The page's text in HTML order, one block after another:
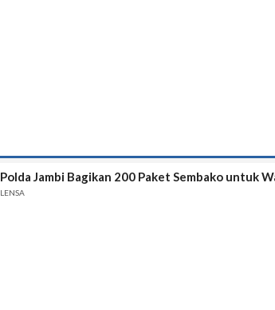
Polda Jambi Bagikan 200 Paket Sembako untuk
LENSA